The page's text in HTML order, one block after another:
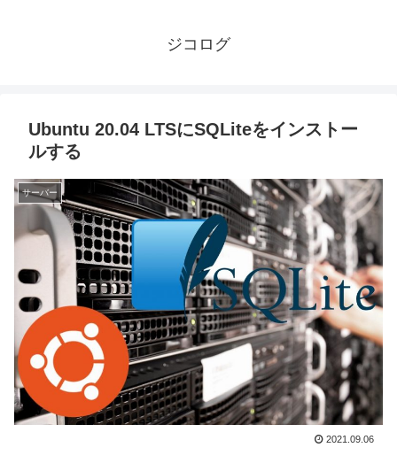
ジコログ
Ubuntu 20.04 LTSにSQLiteをインストー
ルする
サーバー
2021.09.06